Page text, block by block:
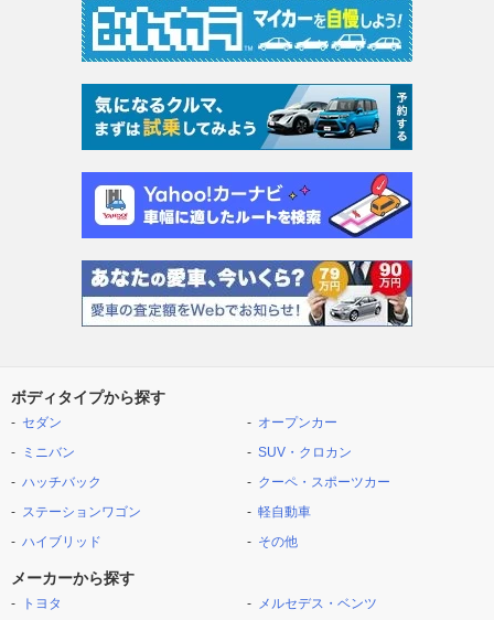
ボディタイプから探す
セダン
ミニバン
ハッチバック
ステーションワゴン
ハイブリッド
オープンカー
SUV・クロカン
クーペ・スポーツカー
軽自動車
その他
メーカーから探す
トヨタ
メルセデス・ベンツ